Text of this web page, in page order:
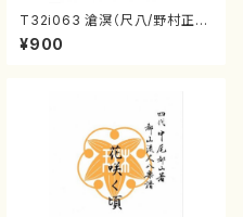
T32i063 滄溟（尺八/野村正
峰/尺八/都山式譜）都山流公刊
楽譜曲番:512
¥900